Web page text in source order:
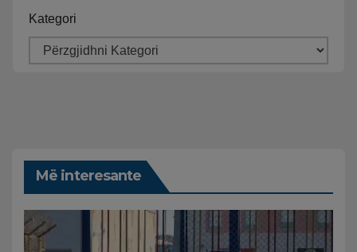
Kategori
Më interesante